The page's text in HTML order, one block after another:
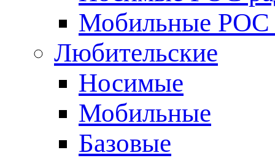
Мобильные POC
Любительские
Носимые
Мобильные
Базовые